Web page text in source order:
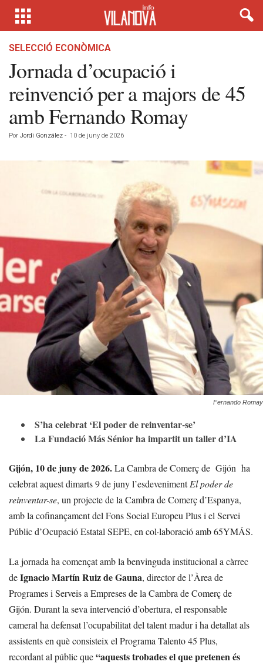
SELECCIÓ ECONÒMICA
Jornada d’ocupació i
reinvenció per a majors de 45
amb Fernando Romay
Por Jordi González - 10 de juny de 2026
Fernando Romay
S’ha celebrat ‘El poder de reinventar-se’
La Fundació Más Sénior ha impartit un taller d’IA
Gijón, 10 de juny de 2026.La Cambra de Comerç de Gijón ha
celebrat aquest dimarts 9 de juny l’esdevenimentEl poder de
reinventar-se, un projecte de la Cambra de Comerç d’Espanya,
amb la cofinançament del Fons Social Europeu Plus i el Servei
Públic d’Ocupació Estatal SEPE, en col·laboració amb 65YMÁS.
La jornada ha començat amb la benvinguda institucional a càrrec
deIgnacio Martín Ruiz de Gauna, director de l’Àrea de
Programes i Serveis a Empreses de la Cambra de Comerç de
Gijón. Durant la seva intervenció d’obertura, el responsable
cameral ha defensat l’ocupabilitat del talent madur i ha detallat als
assistents en què consisteix el Programa Talento 45 Plus,
recordant al públic que“aquests trobades el que pretenen és